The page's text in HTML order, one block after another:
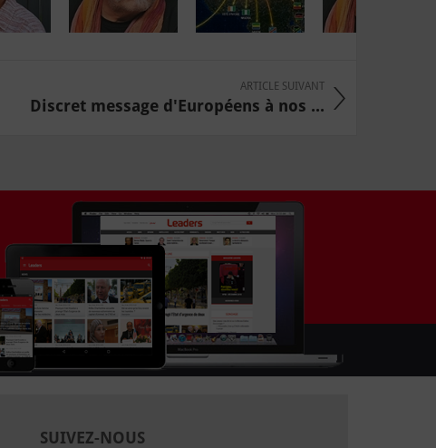
ARTICLE SUIVANT
Discret message d'Européens à nos ...
SUIVEZ-NOUS